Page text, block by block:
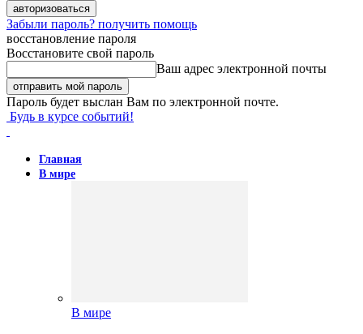
Забыли пароль? получить помощь
восстановление пароля
Восстановите свой пароль
Ваш адрес электронной почты
Пароль будет выслан Вам по электронной почте.
Будь в курсе событий!
Главная
В мире
В мире